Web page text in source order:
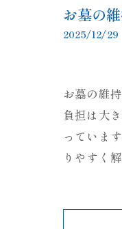
お墓の
2025/12/29
お墓の維
負担は大
っていま
りやすく